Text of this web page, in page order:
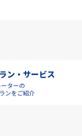
ン・サービス
ターの
ンをご紹介